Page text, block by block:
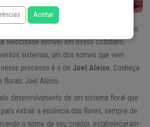
mesmo caindo no gosto do brasileiro, se
velocidade incrível em nosso cotidiano;
sistemas, um dos nomes que vem
processo é o de Joel Aleixo . Conheça
florais Joel Aleixo.
desenvolvimento de um sistema floral que
extrair a essência das flores, sempre de
o nome de seu criador, estabeleceram-
Aceitar